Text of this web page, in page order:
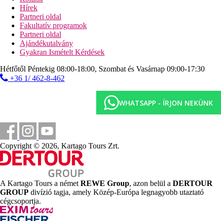
Ellátás
Reggeli vagy félpanzió. Minden étkezés büférendszerben.
Szálláshely besorolás
Távolságok
Távolság a legközelebbi repülőtértől
100 m
Távolság a tengerparttól
150 m
Vásárlás
1,5 km
Városközpont
Strand
Hírek
Partneri oldal
Fakultatív programok
Partneri oldal
Ajándékutalvány
Gyakran Ismételt Kérdések
Hétfőtől Péntekig 08:00-18:00, Szombat és Vasárnap 09:00-17:30
+36 1/ 462-8-462
WHATSAPP - ÍRJON NEKÜNK
Copyright © 2026, Kartago Tours Zrt.
A Kartago Tours a német REWE Group, azon belül a DERTOUR
GROUP divízió tagja, amely Közép-Európa legnagyobb utaztató
cégcsoportja.